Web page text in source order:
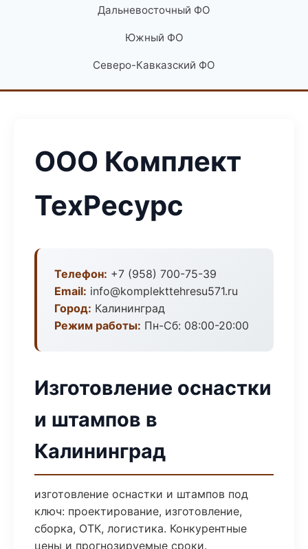
Дальневосточный ФО
Южный ФО
Северо-Кавказский ФО
ООО Комплект
ТехРесурс
Телефон: +7 (958) 700-75-39
Email: info@komplekttehresu571.ru
Город: Калининград
Режим работы: Пн-Сб: 08:00-20:00
Изготовление оснастки
и штампов в
Калининград
изготовление оснастки и штампов под
ключ: проектирование, изготовление,
сборка, ОТК, логистика. Конкурентные
цены и прогнозируемые сроки.